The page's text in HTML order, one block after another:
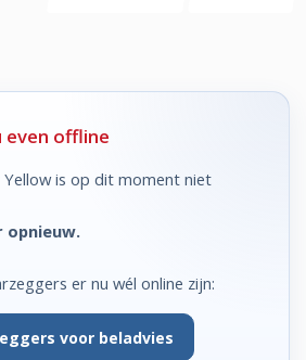
even offline
is op dit moment niet
opnieuw.
er nu wél online zijn:
voor beladvies